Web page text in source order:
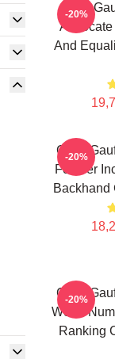
Coco
And
-20%
Coco
For Her
Backhand
-20%
Coco
World
Ranking
-20%